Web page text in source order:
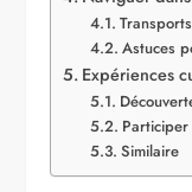
Astuces
Expériences
Similaire